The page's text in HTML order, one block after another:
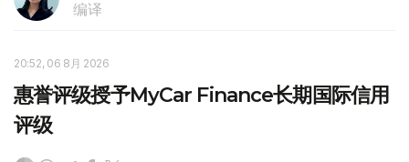
编译
20:52, 06 8月 2026
惠誉评级授予MyCar Finance长期国际信用
评级